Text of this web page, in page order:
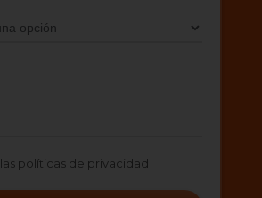
las políticas de privacidad